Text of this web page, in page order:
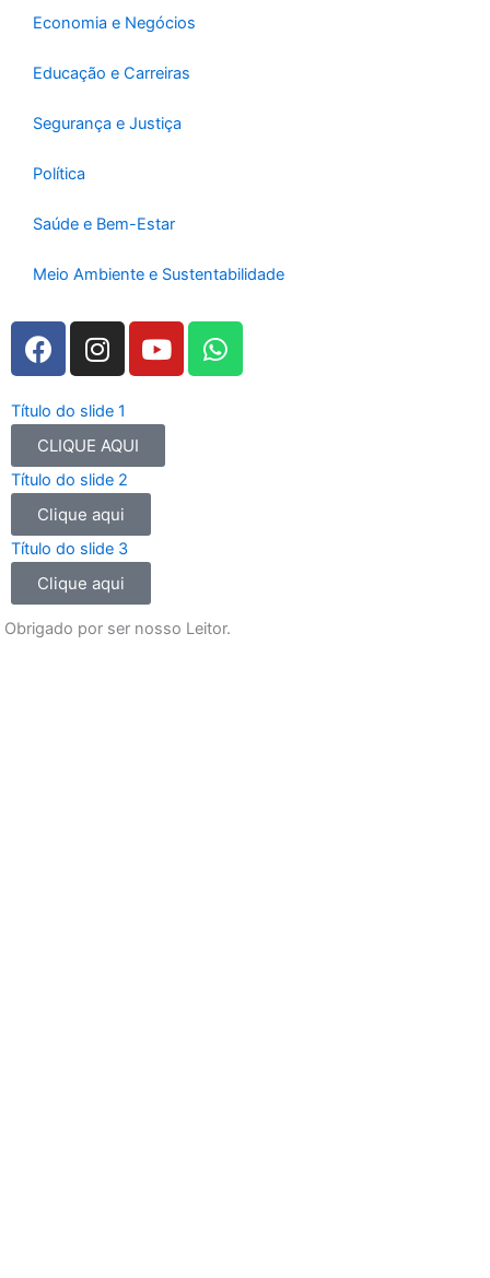
-
m
Economia e Negócios
Educação e Carreiras
Segurança e Justiça
Política
Saúde e Bem-Estar
Meio Ambiente e Sustentabilidade
F
a
e
b
o
o
k
I
n
t
a
g
r
a
m
Y
o
t
b
W
h
Título do slide 1
CLIQUE AQUI
Título do slide 2
Clique aqui
Título do slide 3
Clique aqui
Obrigado por ser nosso Leitor.